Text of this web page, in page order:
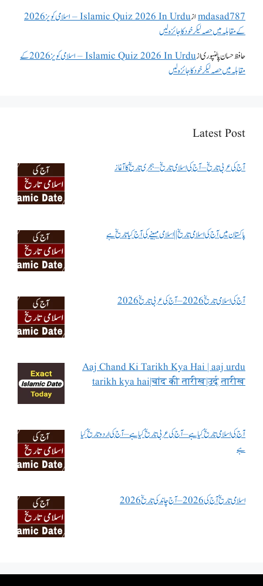
mdasad787از
Islamic Quiz 2026 In Urdu – اسلامی کویز 2026
کے مقابلہ میں حصہ لیکر خود کا جائزہ لیں
حافظ حسان پالنپوریاز
Islamic Quiz 2026 In Urdu – اسلامی کویز 2026 کے
مقابلہ میں حصہ لیکر خود کا جائزہ لیں
Latest Post
آج کی عربی تاریخ – آج کی اسلامی تاریخ – ہجری تاریخ کا آغاز
پاکستان میں آج کی اسلامی تاریخ || اسلامی مہینے کی آج کیا تاریخ ہے
آج کی اسلامی تاریخ 2026 – آج کی عربی تاریخ 2026
Aaj Chand Ki Tarikh Kya Hai | aaj urdu
tarikh kya hai|चांद की तारीख|उर्दू तारीख
آج کی اسلامی تاریخ کیا ہے – آج کی عربی تاریخ کیا ہے – آج کی اردو تاریخ کیا
ہے
اسلامی تاریخ آج کی 2026 – آج چاند کی تاریخ 2026